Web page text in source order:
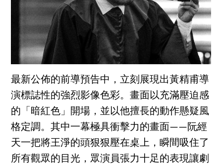
最新公佈的前導預告中，立刻展現出黃精甫導
演標誌性的強烈影像色彩。畫面以充滿壓迫感
的「暗紅色」開場，並以他擅長的動作懸疑風
格定調。其中一幕極具衝擊力的畫面——阮經
天一把將王淨的頭狠狠壓在桌上，瞬間吸住了
所有觀眾的目光，眾演員張力十足的表現讓劇